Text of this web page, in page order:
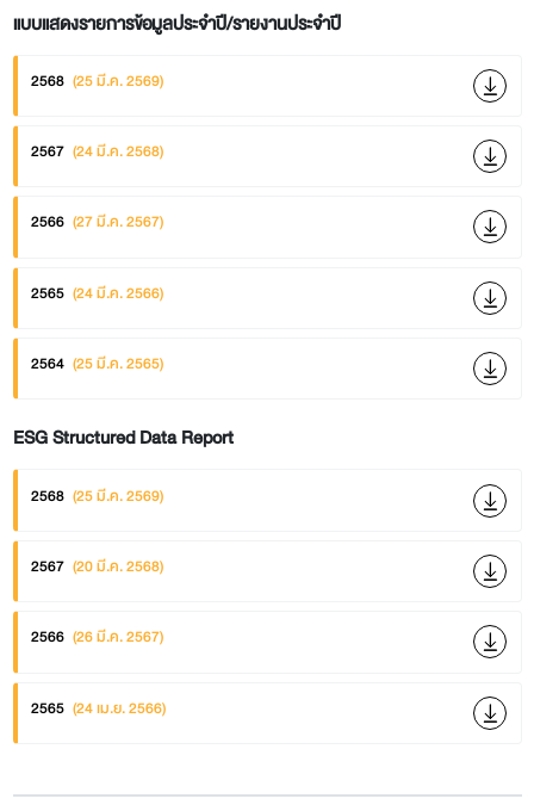
แบบแสดงรายการข้อมูลประจำปี/รายงานประจำปี
2568 (25 มี.ค. 2569)
2567 (24 มี.ค. 2568)
2566 (27 มี.ค. 2567)
2565 (24 มี.ค. 2566)
2564 (25 มี.ค. 2565)
ESG Structured Data Report
2568 (25 มี.ค. 2569)
2567 (20 มี.ค. 2568)
2566 (26 มี.ค. 2567)
2565 (24 เม.ย. 2566)